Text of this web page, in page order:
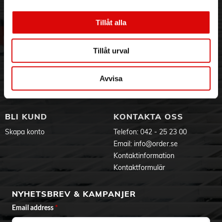
Tillåt alla
Tillåt urval
Avvisa
måtten är det dessutom möjligt att använda den som
handbagage när du reser med flyg.
Mått:
Djup: 10 cm
Huvudfackets bredd: 28 cm
Huvudfackets djup: 6 cm
Svar
Vår historia
Hållbarhet
Jobba hos oss
Varumärken
Vanliga frågor
Ansökan om RMA
Godsefterlysning & Felleverans
Integritetspolicy
Om cookies
BLI KUND
Skapa konto
KONTAKTA OSS
Telefon: 042 - 25 23 00
Email: info@order.se
Kontaktinformation
Kontaktformulär
NYHETSBREV & KAMPANJER
Email address *